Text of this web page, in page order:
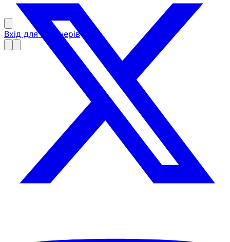
Вхід для партнерів